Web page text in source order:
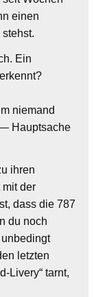
einen
stehst.
Ein
niemand
Hauptsache
ihren
der
dass die 787
du noch
unbedingt
letzten
Livery“ tarnt,